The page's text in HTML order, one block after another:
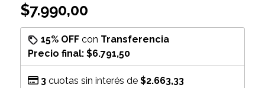
$7.990,00
15% OFFcon Transferencia
Precio final: $6.791,50
3cuotas sin interés de $2.663,33